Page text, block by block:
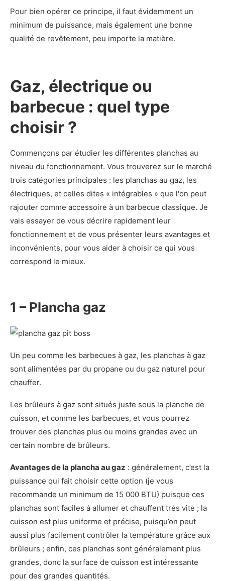
Pour bien opérer ce principe, il faut évidemment un
minimum de puissance, mais également une bonne
qualité de revêtement, peu importe la matière.
Gaz, électrique ou
barbecue : quel type
choisir ?
Commençons par étudier les différentes planchas au
niveau du fonctionnement. Vous trouverez sur le marché
trois catégories principales : les planchas au gaz, les
électriques, et celles dites « intégrables » que l'on peut
rajouter comme accessoire à un barbecue classique. Je
vais essayer de vous décrire rapidement leur
fonctionnement et de vous présenter leurs avantages et
inconvénients, pour vous aider à choisir ce qui vous
correspond le mieux.
1 – Plancha gaz
Un peu comme les barbecues à gaz, les planchas à gaz
sont alimentées par du propane ou du gaz naturel pour
chauffer.
Les brûleurs à gaz sont situés juste sous la planche de
cuisson, et comme les barbecues, et vous pourrez
trouver des planchas plus ou moins grandes avec un
certain nombre de brûleurs.
Avantages de la plancha au gaz : généralement, c’est la
puissance qui fait choisir cette option (je vous
recommande un minimum de 15 000 BTU) puisque ces
planchas sont faciles à allumer et chauffent très vite ; la
cuisson est plus uniforme et précise, puisqu’on peut
aussi plus facilement contrôler la température grâce aux
brûleurs ; enfin, ces planchas sont généralement plus
grandes, donc la surface de cuisson est intéressante
pour des grandes quantités.